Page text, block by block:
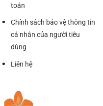
toán
Chính sách bảo vệ thông tin
cá nhân của người tiêu
dùng
Liên hệ